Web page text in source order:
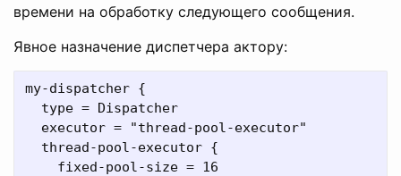
времени на обработку следующего сообщения.
Явное назначение диспетчера актору:
my-dispatcher {
  type = Dispatcher
  executor = "thread-pool-executor"
  thread-pool-executor {
    fixed-pool-size = 16